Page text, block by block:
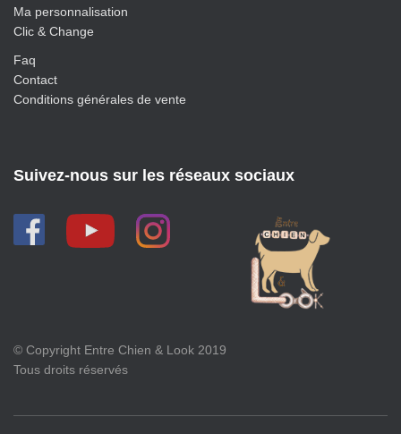
Ma personnalisation
Clic & Change
Faq
Contact
Conditions générales de vente
Suivez-nous sur les réseaux sociaux
© Copyright Entre Chien & Look 2019
Tous droits réservés